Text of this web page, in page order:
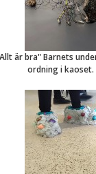
är bra" Barnets
ordning i kaoset.